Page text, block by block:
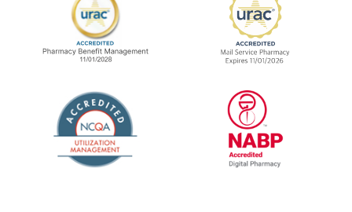
URAC Accredited Pharmacy Benefit
URAC